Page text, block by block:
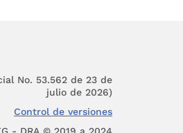
No. 53.562 de 23 de
julio de 2026)
Control de versiones